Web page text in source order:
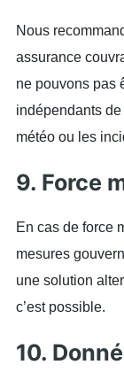
Nous
assurance
ne pouvons pas
indépendants
météo ou les
9. Force
En cas de force
mesures
une solution
c’est possible.
10.